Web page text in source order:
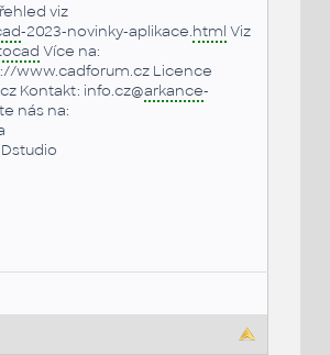
viz
-2023-novinky-aplikace.html Viz
Více na:
www.cadforum.cz Licence
Kontakt: info.cz@arkance-
nás na: